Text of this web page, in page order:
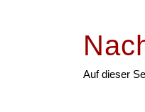
Auf dieser